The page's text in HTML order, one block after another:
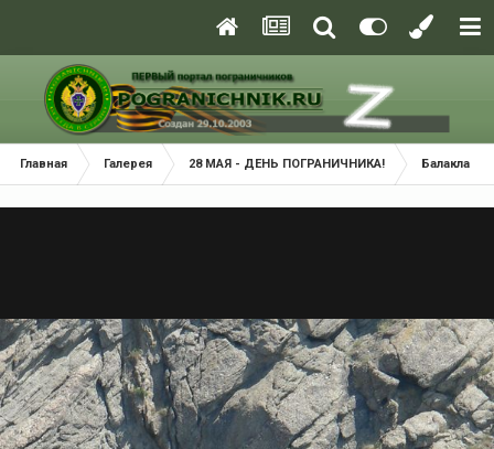
Главная Галерея 28 МАЯ - ДЕНЬ ПОГРАНИЧНИКА! Балаклава